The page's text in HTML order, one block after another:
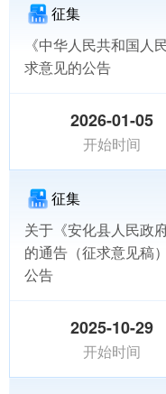
征集
《中华人民共和国人
求意见的公告
2026-01-05
开始时间
征集
关于《安化县人民政
的通告（征求意见稿
公告
2025-10-29
开始时间